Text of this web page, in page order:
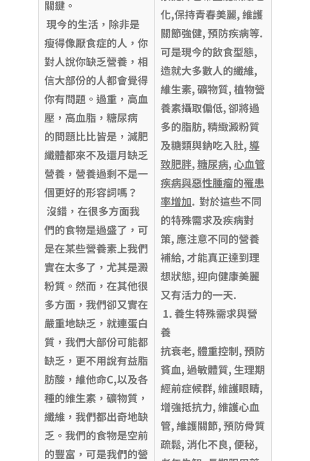
關鍵。
現今的生活，除非是
瘦得像厭食症的人，你
對人說你缺乏營養，相
信大部份的人都會覺得
你有問題。過重，高血
壓，高血脂，糖尿病
的問題比比皆是，減肥
纖體都來不及還月缺乏
營養，營養過剩不是一
個更好的形容詞嗎？
沒錯，在很多方面我
們的食物是過盛了，可
是在某些營養素上我們
實在太多了，尤其是澱
粉質。然而，在其他很
多方面，我們卻又實在
嚴重地缺乏，就連蛋白
質，我們大部份可能都
缺乏，更不用說有益脂
肪酸，維他命C,以及各
種的維生素，礦物質，
纖維，我們都出奇地缺
乏。我們的食物是空前
的豐富，可是我們的營
化,保持青春美麗, 維護
關節強健, 預防疾病等.
可是現今的飲食型態,
造就大多數人的纖維,
維生素, 礦物質, 植物營
養素攝取偏低, 卻將過
多的脂肪, 精緻澱粉質
及糖類與鈉吃入肚,導
致肥胖,糖尿病,心血管
疾病與惡性腫瘤的罹患
率增加. 對於這些不同
的特殊需求及疾病對
策, 應注意不同的營養
補給, 才能真正達到理
想狀態, 迎向健康美麗
又有活力的一天.
1. 養生特殊需求與營
養
抗衰老, 體重控制, 預防
貧血, 過敏體質, 生理期
經前症候群, 維護眼睛,
增強抵抗力, 維護心血
管, 維護關節, 預防骨質
疏鬆, 消化不良, 便秘,